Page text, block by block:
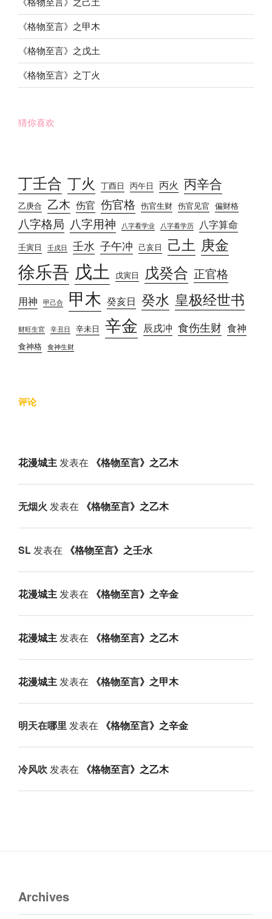
《格物至言》之甲木
《格物至言》之戊土
《格物至言》之丁火
猜你喜欢
丁壬合 丁火 丁酉日 丙午日 丙火 丙辛合
乙庚合 乙木 伤官 伤官格 伤官生财 伤官见官 偏财格
八字格局 八字用神 八字看学业 八字看学历 八字算命
壬寅日 壬戌日 壬水 子午冲 己亥日 己土 庚金
徐乐吾 戊土 戊寅日 戊癸合 正官格
用神 甲己合 甲木 癸亥日 癸水 皇极经世书
财旺生官 辛丑日 辛未日 辛金 辰戌冲 食伤生财 食神
食神格 食神生财
评论
花漫城主发表在 《格物至言》之乙木
无烟火 发表在 《格物至言》之乙木
SL发表在 《格物至言》之壬水
花漫城主发表在 《格物至言》之辛金
花漫城主发表在 《格物至言》之乙木
花漫城主发表在 《格物至言》之甲木
明天在哪里发表在 《格物至言》之辛金
冷风吹 发表在 《格物至言》之乙木
Archives